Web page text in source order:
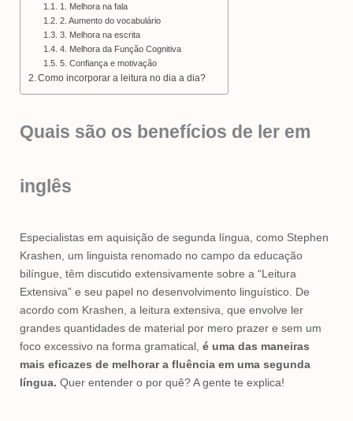
1. Melhora na fala
2. Aumento do vocabulário
3. Melhora na escrita
4. Melhora da Função Cognitiva
5. Confiança e motivação
Como incorporar a leitura no dia a dia?
Quais são os benefícios de ler em
inglês
Especialistas em aquisição de segunda língua, como Stephen
Krashen, um linguista renomado no campo da educação
bilíngue, têm discutido extensivamente sobre a “Leitura
Extensiva” e seu papel no desenvolvimento linguístico. De
acordo com Krashen, a leitura extensiva, que envolve ler
grandes quantidades de material por mero prazer e sem um
foco excessivo na forma gramatical, é uma das maneiras
mais eficazes de melhorar a fluência em uma segunda
língua. Quer entender o por quê? A gente te explica!